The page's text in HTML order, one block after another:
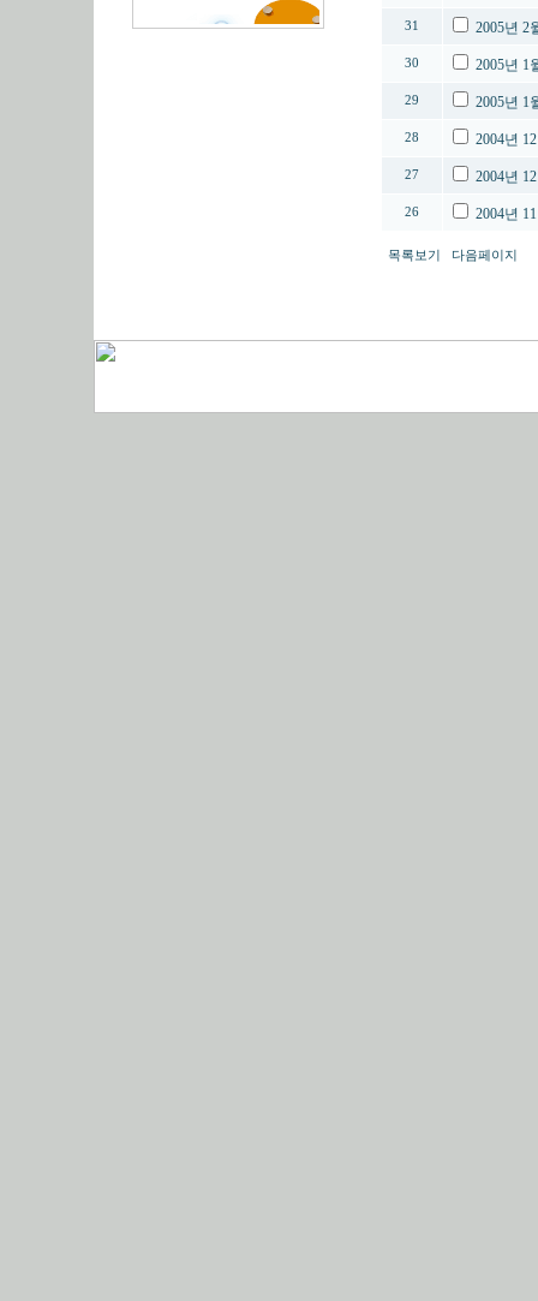
31 2005년 2
30 2005년 1
29 2005년 1
28 2004년
27 2004년
26 2004년
목록보기 다음페이지